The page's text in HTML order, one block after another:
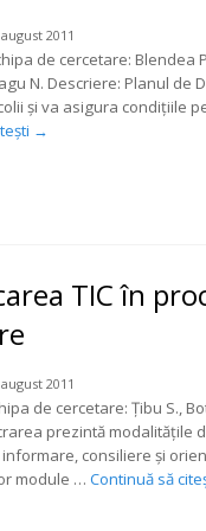
2011
de cercetare: Blendea
N. Descriere: Planul
şi va asigura condiţiile
→
TIC în
2011
de cercetare: Țibu S.,
prezintă modalitățile
consiliere şi
module … Continuă să